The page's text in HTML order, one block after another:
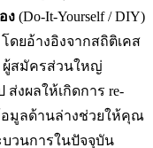
ง (Do-It-Yourself / DIY)
โดยอ้างอิงจากสถิติเคส
ผู้สมัครส่วนใหญ่
งผลให้เกิดการ re-
อมูลด้านล่างช่วยให้คุณ
บวนการในปัจจุบัน